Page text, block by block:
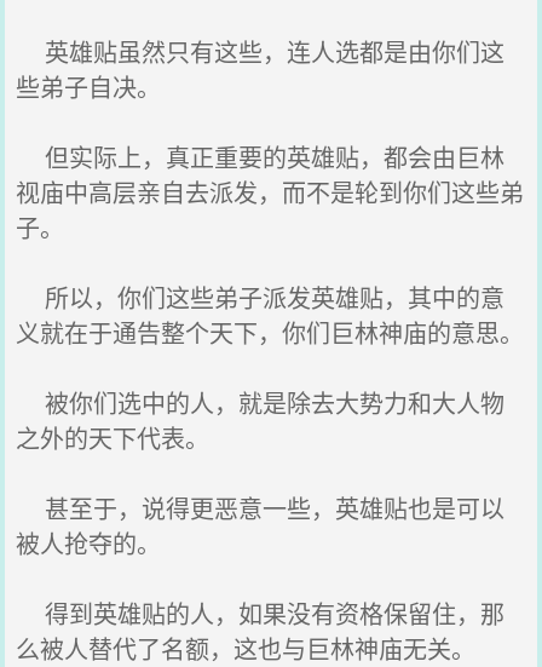
英雄贴虽然只有这些，连人选都是由你们这
些弟子自决。
但实际上，真正重要的英雄贴，都会由巨林
视庙中高层亲自去派发，而不是轮到你们这些弟
子。
所以，你们这些弟子派发英雄贴，其中的意
义就在于通告整个天下，你们巨林神庙的意思。
被你们选中的人，就是除去大势力和大人物
之外的天下代表。
甚至于，说得更恶意一些，英雄贴也是可以
被人抢夺的。
得到英雄贴的人，如果没有资格保留住，那
么被人替代了名额，这也与巨林神庙无关。